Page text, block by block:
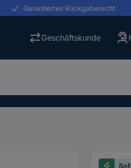
Garantiertes Rückgaberecht
Geschäftskunde